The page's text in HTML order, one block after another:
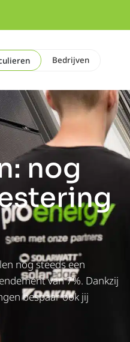
Bedrijven
nog
nog steeds een
van 7%. Dankzij
bespaar ook jij